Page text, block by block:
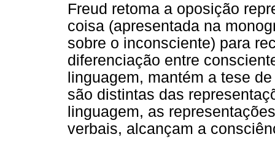
Freud retoma a oposição
coisa (apresentada na
sobre o inconsciente) para
diferenciação entre
linguagem, mantém a tese
são distintas das
linguagem, as
verbais, alcançam a